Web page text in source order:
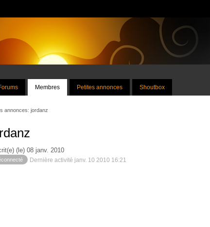
Membres Petites annonces Shoutbox
annonces: jordanz
(le) 08 janv. 2010
Dernière activité janv. 10 2010 16:21